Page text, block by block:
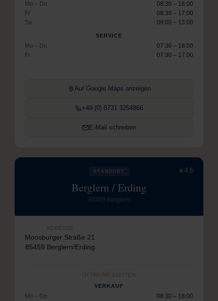
Mo – Do
08:30 – 18:00
Fr
08:30 – 17:00
Sa
09:00 – 13:00
SERVICE
Mo – Do
07:30 – 18:00
Fr
07:30 – 17:00
Auf Google Maps anzeigen
+49 (0) 8731 3254866
E-Mail schreiben
★4,6
STANDORT
Berglern / Erding
85459 Berglern
ADRESSE
Moosburger Straße 21
85459 Berglern/Erding
ÖFFNUNGSZEITEN
VERKAUF
Mo – Do
08:30 – 18:00